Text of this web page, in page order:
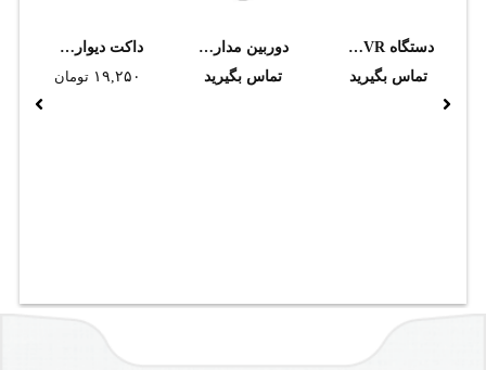
دستگاه DVR هایک ویژن مدل IDS-7208HUHI-M1/S
تماس بگیرید
دوربین مداربسته هایک ویژن مدل DS-2CD2143G2-LIS2U
تماس بگیرید
داکت ديواري دانوب 16*16
۱۹,۲۵۰ تومان